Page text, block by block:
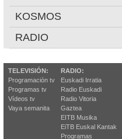
KOSMOS
RADIO
TELEVISIÓN:
Programación tv
Programas tv
Vídeos tv
Vaya semanita
RADIO:
Euskadi Irratia
Radio Euskadi
Radio Vitoria
Gaztea
EITB Musika
EiTB Euskal Kantak
Programas